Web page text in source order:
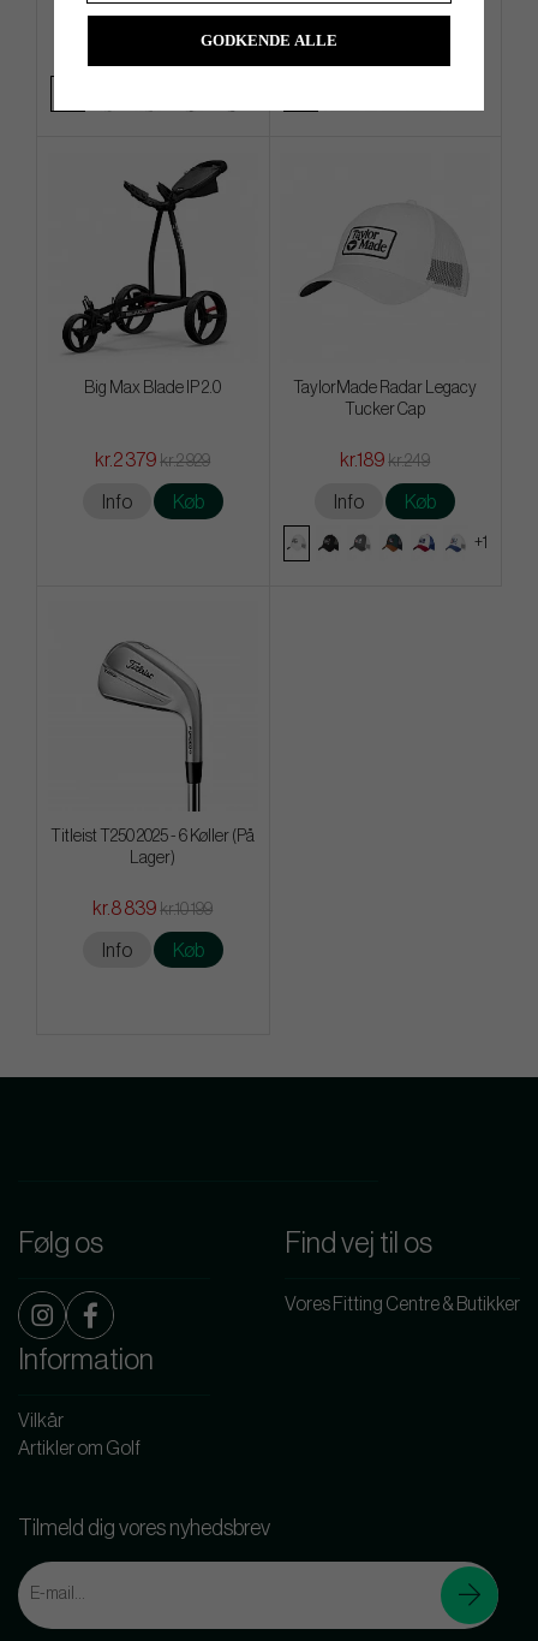
kr.2 659kr.3 199 kr.1 699kr.2 039
Big Max Blade IP 2.0
kr.2 379 kr.2 929
Info Køb
TaylorMade Radar Legacy
Tucker Cap
kr.189 kr.249
Info Køb
+1
Titleist T250 2025 - 6 Køller (På
Lager)
kr.8 839 kr.10 199
Info Køb
Følg os Find vej til os
Vores Fitting Centre & Butikker
Information
Vilkår
Artikler om Golf
Tilmeld dig vores nyhedsbrev
GODKENDE ALLE